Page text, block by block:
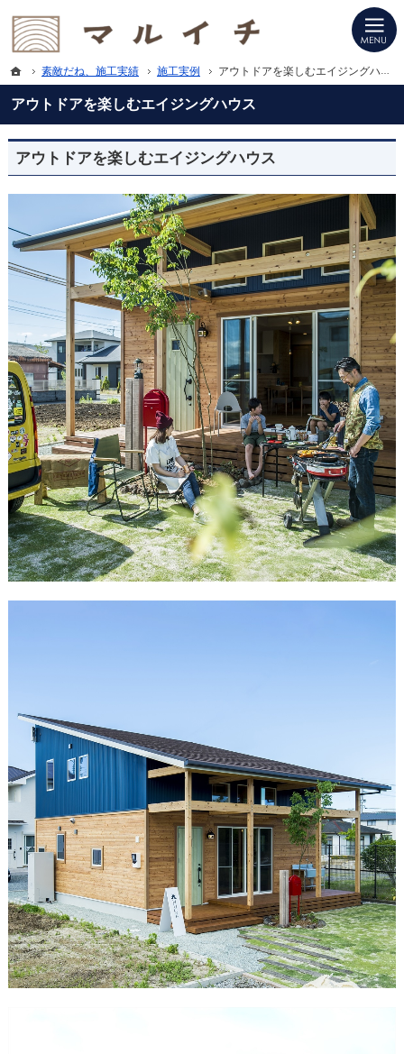
アウトドアを楽しむエイジングハウス
プロの目線からご提案。滋賀県甲賀市の注文住宅・新築戸建てを手がける工務店
滋賀県甲賀市の新築・注文住宅・新築戸建てを手がける工務店ならマルイチ
アウトドアを楽しむエイジングハウス
ホーム
素敵だね、施工実績 施工実例 アウトドアを楽しむエイジングハウス